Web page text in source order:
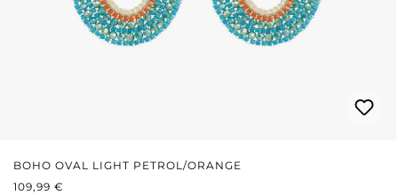
BOHO OVAL LIGHT PETROL/ORANGE
REGULÄRER PREIS:
109,99 €